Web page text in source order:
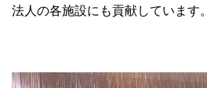
法人の各施設にも貢献しています。